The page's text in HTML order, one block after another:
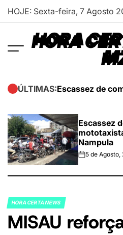
Skip
HOJE: Sexta-feira, 7 Agosto
HORA
ÚLTIMAS:Escassez de
Escassez
Nampula
on5 de Agosto,
POSTED
IN
HORA CERTA NEWS
MISAU